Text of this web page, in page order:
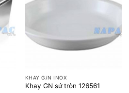
KHAY G/N INOX
Khay GN sứ tròn 126561